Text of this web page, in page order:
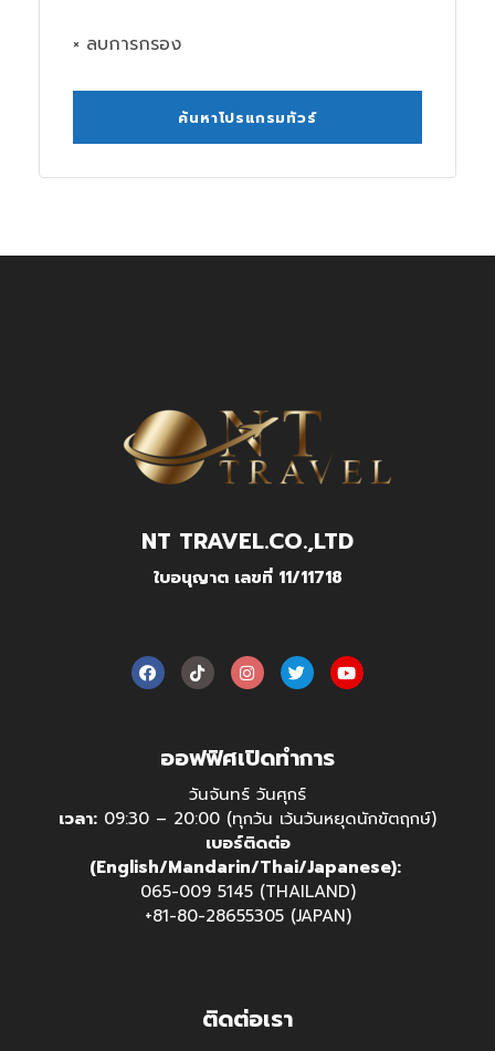
× ลบการกรอง
NT TRAVEL.CO.,LTD
ใบอนุญาต เลขที่ 11/11718
ออฟฟิศเปิดทำการ
วันจันทร์ วันศุกร์
เวลา: 09:30 – 20:00 (ทุกวัน เว้นวันหยุดนักขัตฤกษ์)
เบอร์ติดต่อ
(English/Mandarin/Thai/Japanese):
065-009 5145 (THAILAND)
+81-80-28655305 (JAPAN)
ติดต่อเรา